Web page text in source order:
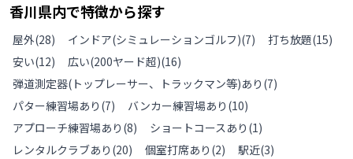
香川県内で特徴から探す
屋外(28) インドア(シミュレーションゴルフ)(7) 打ち放題(15)
安い(12) 広い(200ヤード超)(16)
弾道測定器(トップレーサー、トラックマン等)あり (7)
パター練習場あり (7) バンカー練習場あり (10)
アプローチ練習場あり (8) ショートコースあり (1)
レンタルクラブあり (20) 個室打席あり (2) 駅近(3)